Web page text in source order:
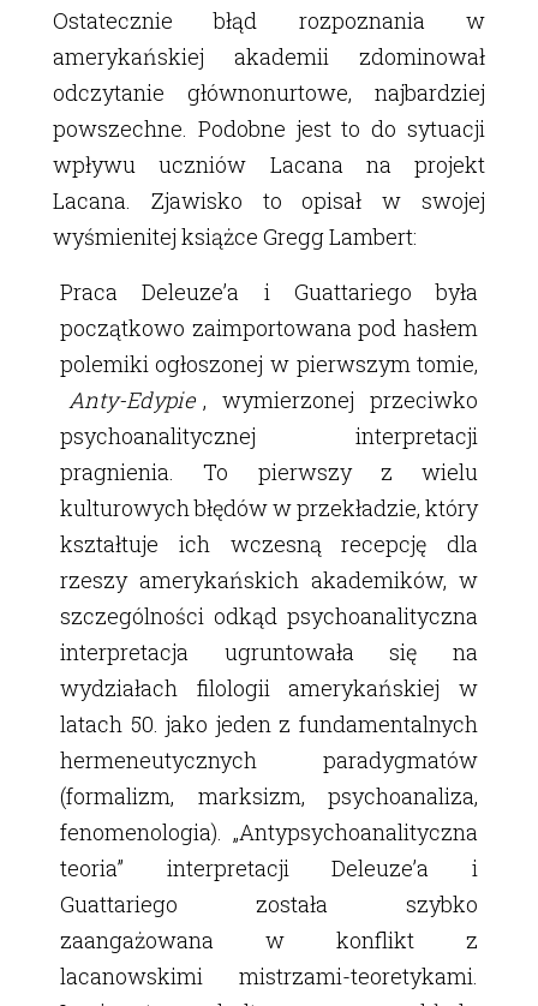
Ostatecznie błąd rozpoznania w
amerykańskiej akademii zdominował
odczytanie głównonurtowe, najbardziej
powszechne. Podobne jest to do sytuacji
wpływu uczniów Lacana na projekt
Lacana. Zjawisko to opisał w swojej
wyśmienitej książce Gregg Lambert:
Praca Deleuzeʼa i Guattariego była
początkowo zaimportowana pod hasłem
polemiki ogłoszonej w pierwszym tomie,
Anty-Edypie , wymierzonej przeciwko
psychoanalitycznej interpretacji
pragnienia. To pierwszy z wielu
kulturowych błędów w przekładzie, który
kształtuje ich wczesną recepcję dla
rzeszy amerykańskich akademików, w
szczególności odkąd psychoanalityczna
interpretacja ugruntowała się na
wydziałach filologii amerykańskiej w
latach 50. jako jeden z fundamentalnych
hermeneutycznych paradygmatów
(formalizm, marksizm, psychoanaliza,
fenomenologia). „Antypsychoanalityczna
teoria” interpretacji Deleuzeʼa i
Guattariego została szybko
zaangażowana w konflikt z
lacanowskimi mistrzami-teoretykami.